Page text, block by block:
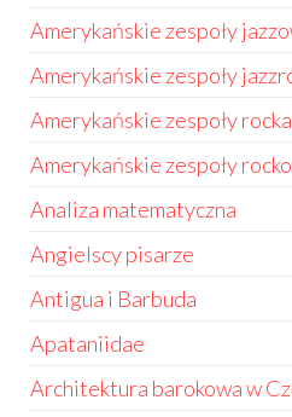
Amerykańskie zespoły
Amerykańskie zespoły
Amerykańskie zespoły
Amerykańskie zespoły
Analiza matematyczna
Angielscy pisarze
Antigua i Barbuda
Apataniidae
Architektura barokowa w